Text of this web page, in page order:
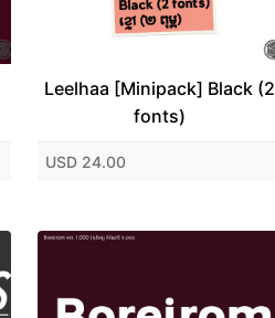
Leelhaa [Minipack] Black (2
fonts)
USD 24.00